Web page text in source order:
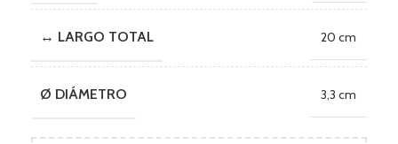
↔ LARGO TOTAL 20 cm
Ø DIÁMETRO 3,3 cm